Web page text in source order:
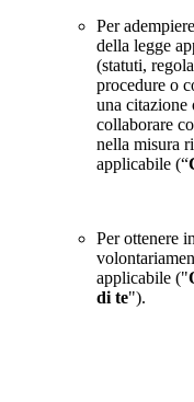
Per
della legge
(statuti,
procedure o
una citazione
collaborare
nella misura
applicabile (“
Per ottenere
applicabile ("
di te").